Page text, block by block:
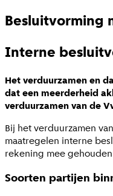
Besluitvorming
Interne
Het verduurzamen en
dat een meerderheid
verduurzamen van de
Bij het verduurzamen
maatregelen interne
rekening mee
Soorten partijen